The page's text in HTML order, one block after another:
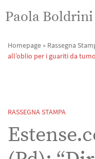
Paola Boldrini
Homepage » Rassegna
all’oblio per i guariti da
RASSEGNA STAMPA